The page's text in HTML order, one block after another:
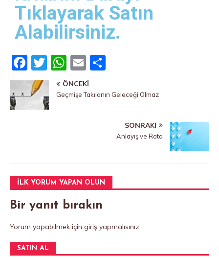
Tıklayarak Satın
Alabilirsiniz.
F
a
c
e
k
T
w
it
te
W
h
at
E
m
ai yl
ÖNCEKI
Geçmişe Takılanın Geleceği Olmaz
SONRAKI
Anlayış ve Rota
İLK YORUM YAPAN OLUN
Bir yanıt bırakın
Yorum yapabilmek için giriş yapmalısınız.
SATIN AL